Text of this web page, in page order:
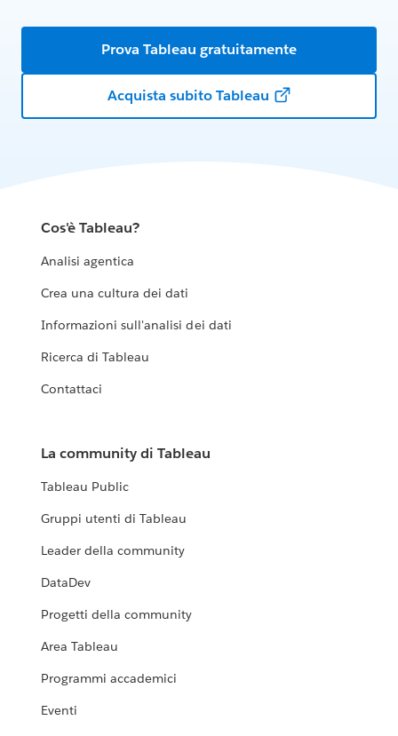
Prova Tableau gratuitamente
Acquista subito Tableau
Cos'è Tableau?
Analisi agentica
Crea una cultura dei dati
Informazioni sull'analisi dei dati
Ricerca di Tableau
Contattaci
La community di Tableau
Tableau Public
Gruppi utenti di Tableau
Leader della community
DataDev
Progetti della community
Area Tableau
Programmi accademici
Eventi